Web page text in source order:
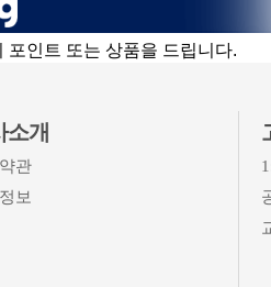
포인트 또는 상품을 드립니다.
소개
관
보